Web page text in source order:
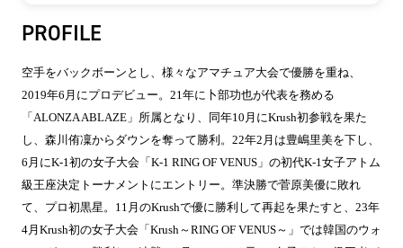
PROFILE
空手をバックボーンとし、様々なアマチュア大会で優勝を重ね、
2019年6月にプロデビュー。21年に卜部功也が代表を務める
「ALONZA ABLAZE」所属となり、同年10月にKrush初参戦を果た
し、森川侑凜からダウンを奪って勝利。22年2月は豊嶋里美を下し、
6月にK-1初の女子大会「K-1 RING OF VENUS」の初代K-1女子アトム
級王座決定トーナメントにエントリー。準決勝で菅原美優に敗れ
て、プロ初黒星。11月のKrushで優に勝利して再起を果たすと、23年
4月Krush初の女子大会「Krush～RING OF VENUS～」では韓国のウォ